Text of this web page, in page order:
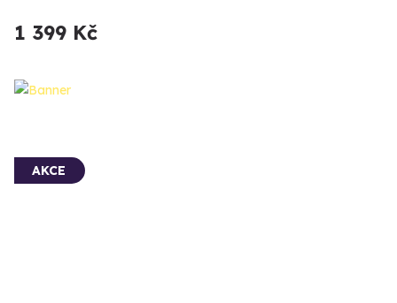
1 399 Kč
AKCE